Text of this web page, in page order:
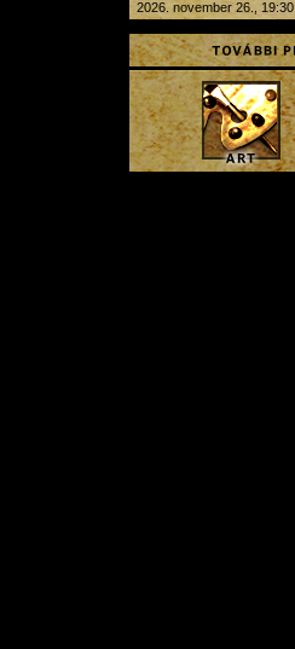
2026. november 26., 19:30